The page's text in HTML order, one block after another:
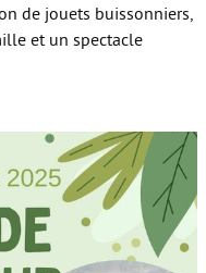
de jouets buissonniers,
et un spectacle